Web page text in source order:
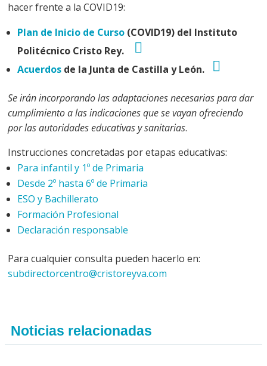
hacer frente a la COVID19:
Plan de Inicio de Curso (COVID19) del Instituto
Politécnico Cristo Rey.
download
icon
Acuerdos de la Junta de Castilla y León.
icon
Se irán incorporando las adaptaciones necesarias para dar
cumplimiento a las indicaciones que se vayan ofreciendo
por las autoridades educativas y sanitarias.
Instrucciones concretadas por etapas educativas:
Para infantil y 1º de Primaria
Desde 2º hasta 6º de Primaria
ESO y Bachillerato
Formación Profesional
Declaración responsable
Para cualquier consulta pueden hacerlo en:
subdirectorcentro@cristoreyva.com
Noticias relacionadas